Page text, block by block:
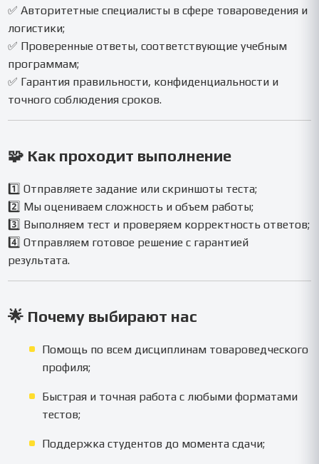
✅ Авторитетные специалисты в сфере товароведения и
логистики;
✅ Проверенные ответы, соответствующие учебным
программам;
✅ Гарантия правильности, конфиденциальности и
точного соблюдения сроков.
🧩 Как проходит выполнение
1️⃣ Отправляете задание или скриншоты теста;
2️⃣ Мы оцениваем сложность и объем работы;
3️⃣ Выполняем тест и проверяем корректность ответов;
4️⃣ Отправляем готовое решение с гарантией
результата.
🌟 Почему выбирают нас
Помощь по всем дисциплинам товароведческого
профиля;
Быстрая и точная работа с любыми форматами
тестов;
Поддержка студентов до момента сдачи;